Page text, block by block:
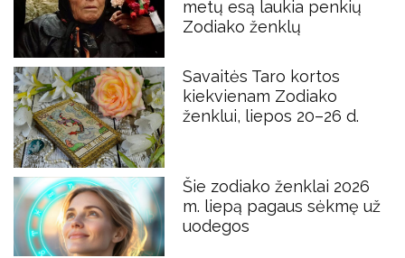
metų esą laukia penkių
Zodiako ženklų
Savaitės Taro kortos
kiekvienam Zodiako
ženklui, liepos 20–26 d.
Šie zodiako ženklai 2026
m. liepą pagaus sėkmę už
uodegos